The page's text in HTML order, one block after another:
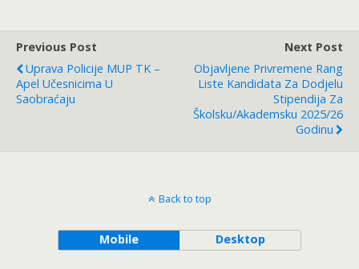
Previous Post
Uprava Policije MUP TK –
Apel Učesnicima U
Saobraćaju
Next Post
Objavljene Privremene Rang
Liste Kandidata Za Dodjelu
Stipendija Za
Školsku/akademsku 2025/26
Godinu
Back to top
Mobile Desktop